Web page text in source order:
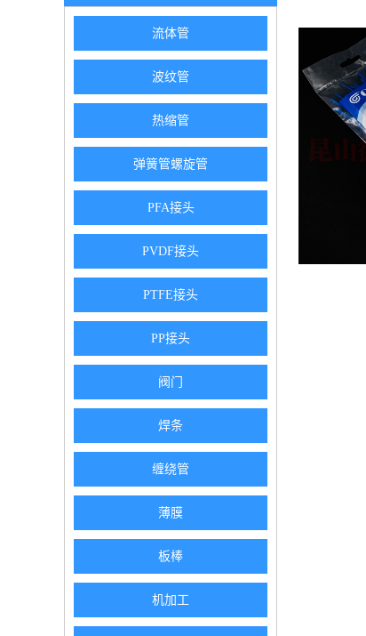
流体管
波纹管
热缩管
弹簧管螺旋管
PFA接头
PVDF接头
PTFE接头
PP接头
阀门
焊条
缠绕管
薄膜
板棒
机加工